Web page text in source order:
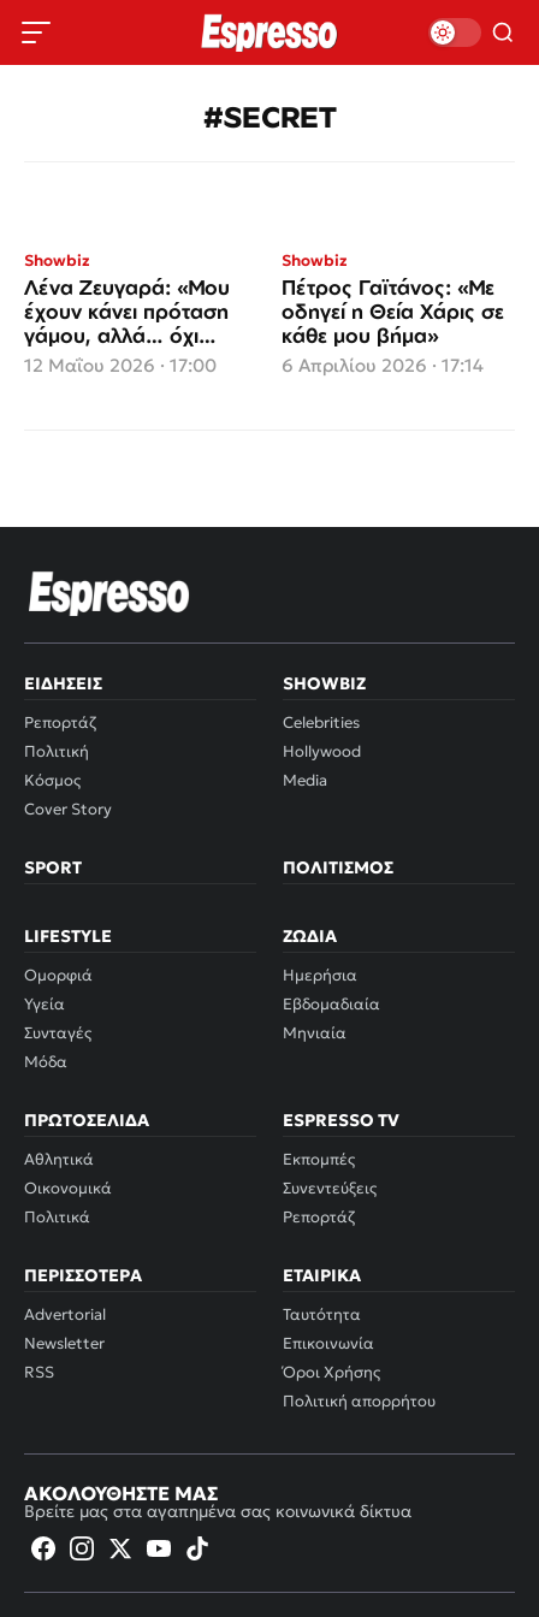
#SECRET
Showbiz
Λένα Ζευγαρά: «Μου
έχουν κάνει πρόταση
γάμου, αλλά… όχι
αληθινή»
12 Μαΐου 2026 · 17:00
Showbiz
Πέτρος Γαϊτάνος: «Με
οδηγεί η Θεία Χάρις σε
κάθε μου βήμα»
6 Απριλίου 2026 · 17:14
ΕΙΔΉΣΕΙΣ
Ρεπορτάζ
Πολιτική
Κόσμος
Cover Story
SHOWBIZ
Celebrities
Hollywood
Media
SPORT ΠΟΛΙΤΙΣΜΌΣ
LIFESTYLE
Ομορφιά
Υγεία
Συνταγές
Μόδα
ΖΏΔΙΑ
Ημερήσια
Εβδομαδιαία
Μηνιαία
ΠΡΩΤΟΣΈΛΙΔΑ
Αθλητικά
Οικονομικά
Πολιτικά
ESPRESSO TV
Εκπομπές
Συνεντεύξεις
Ρεπορτάζ
ΠΕΡΙΣΣΌΤΕΡΑ
Advertorial
Newsletter
RSS
ΕΤΑΙΡΙΚΆ
Ταυτότητα
Επικοινωνία
Όροι Χρήσης
Πολιτική απορρήτου
ΑΚΟΛΟΥΘΉΣΤΕ ΜΑΣ
Βρείτε μας στα αγαπημένα σας κοινωνικά δίκτυα